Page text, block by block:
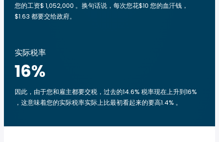
您的工资$ 1,052,000 。换句话说，每次您花$10 您的血汗钱，
$1.63 都要交给政府。
实际税率
16%
因此，由于您和雇主都要交税，过去的14.6% 税率现在上升到16%
，这意味着您的实际税率实际上比最初看起来的要高1.4% 。